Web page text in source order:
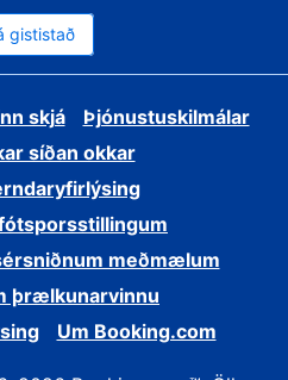
gististað
skjá
Þjónustuskilmálar
síðan okkar
meðmælum
þrælkunarvinnu
Um Booking.com